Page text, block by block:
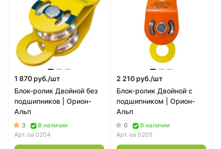
1 870 руб./шт
Блок-ролик Двойной без
подшипников | Орион-
Альп
3
В наличии
Арт. оа 0204
2 210 руб./шт
Блок-ролик Двойной с
подшипником | Орион-
Альп
0
В наличии
Арт. оа 0205